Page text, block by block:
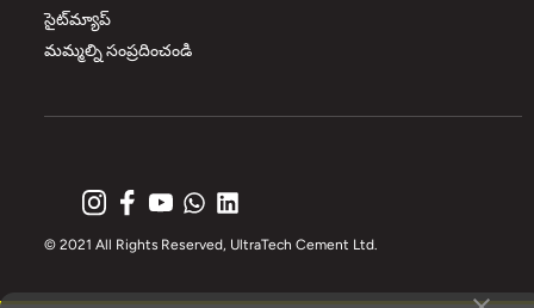
సైట్‌మ్యాప్
మమ్మల్ని సంప్రదించండి
© 2021 All Rights Reserved, UltraTech Cement Ltd.